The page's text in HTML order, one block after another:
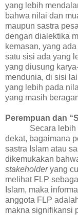
yang lebih
bahwa nilai dan
maupun sastra
dengan dialektika
kemasan, yang
satu sisi ada yang
yang diusung
mendunia, di sisi
yang lebih pada
yang masih
Perempuan dan
Secara lebih
dekat, bagaimana
sastra Islam atau
dikemukakan
stakeholderyang
melihat FLP
Islam, maka
anggota FLP
makna signifikansi